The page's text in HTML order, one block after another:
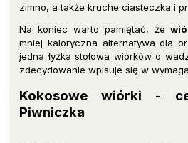
zimno, a także kruche ciasteczka i
Na koniec warto pamiętać, że
mniej kaloryczna alternatywa dla
jedna łyżka stołowa wiórków o
zdecydowanie wpisuje się w
Kokosowe wiórki -
Piwniczka